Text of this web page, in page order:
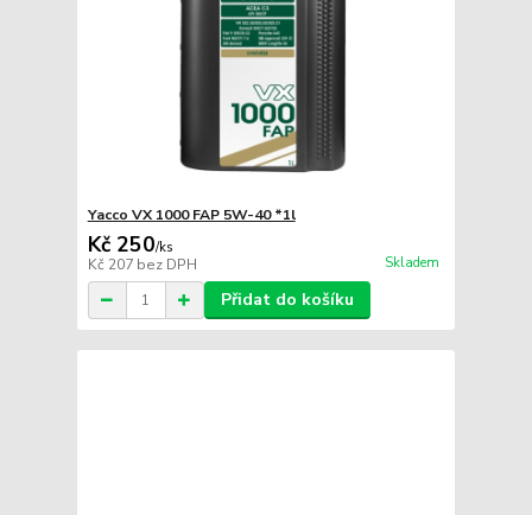
Yacco VX 1000 FAP 5W-40 *1l
Kč 250/ks
Kč 207 bez DPH Skladem
Přidat do košíku